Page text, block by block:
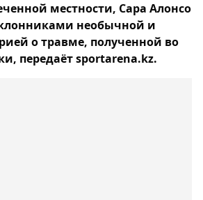
местности, Сара Алонсо
необычной и
о травме, полученной во
передаёт sportarena.kz.